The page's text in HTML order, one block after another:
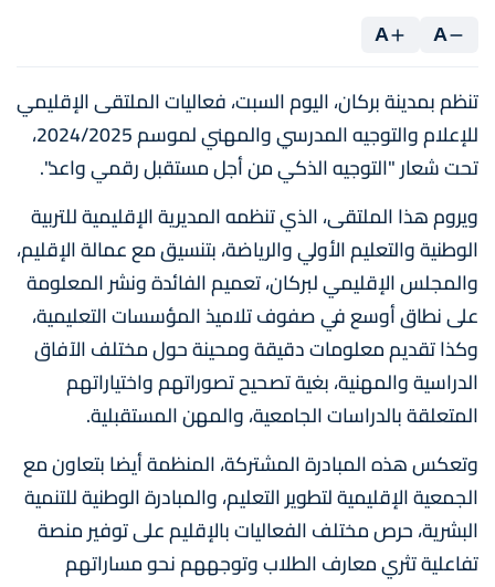
A
A
تنظم بمدينة بركان، اليوم السبت، فعاليات الملتقى الإقليمي
للإعلام والتوجيه المدرسي والمهني لموسم 2024/2025،
تحت شعار "التوجيه الذكي من أجل مستقبل رقمي واعد".
ويروم هذا الملتقى، الذي تنظمه المديرية الإقليمية للتربية
الوطنية والتعليم الأولي والرياضة، بتنسيق مع عمالة الإقليم،
والمجلس الإقليمي لبركان، تعميم الفائدة ونشر المعلومة
على نطاق أوسع في صفوف تلاميذ المؤسسات التعليمية،
وكذا تقديم معلومات دقيقة ومحينة حول مختلف الآفاق
الدراسية والمهنية، بغية تصحيح تصوراتهم واختياراتهم
المتعلقة بالدراسات الجامعية، والمهن المستقبلية.
وتعكس هذه المبادرة المشتركة، المنظمة أيضا بتعاون مع
الجمعية الإقليمية لتطوير التعليم، والمبادرة الوطنية للتنمية
البشرية، حرص مختلف الفعاليات بالإقليم على توفير منصة
تفاعلية تثري معارف الطلاب وتوجههم نحو مساراتهم